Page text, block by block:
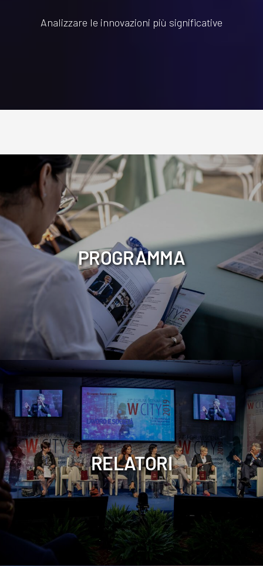
Analizzare le innovazioni più significative
PROGRAMMA
RELATORI